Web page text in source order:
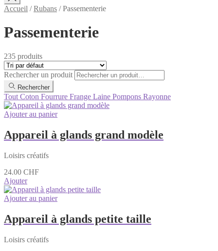
Accueil /Rubans /Passementerie
Passementerie
235 produits
Rechercher un produit
Rechercher
Tout Coton Fourrure Frange Laine Pompons Rayonne
Ajouter au panier
Appareil à glands grand modèle
Loisirs créatifs
24.00 CHF
Ajouter
Ajouter au panier
Appareil à glands petite taille
Loisirs créatifs